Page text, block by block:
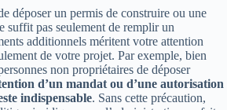
déposer un permis de construire ou une
suffit pas seulement de remplir un
additionnels méritent votre attention
de votre projet. Par exemple, bien
non propriétaires de déposer
d’un mandat ou d’une autorisation
indispensable. Sans cette précaution,